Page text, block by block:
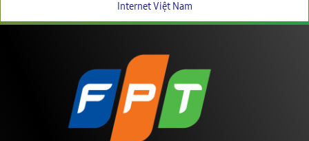
Internet Việt Nam